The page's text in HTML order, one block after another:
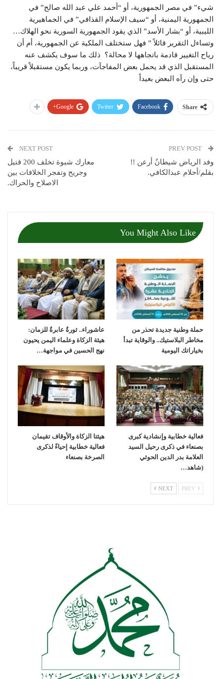
شيء” في مصر الجمهورية، أو “أحمد علي عبد الله صالح” في
الجمهورية اليمنية، أو “سيف الإسلام القذافي” في الجماهيرية
الليبية، أو “بشار الأسد” الذي يقود الجمهورية السورية نحو الهلاك…
وتساءل التقرير قائلاً ” فهل ستختلف الملكية عن الجمهورية، أم أن
رياح التغيير قادمة باتجاهها لا محالة؟ ذلك ما سوف يكشف عنه
المستقبل الذي قد يحمل بعض المفاجآت، وربما يكون مستقبلاً قريباً،
حتى وإن رآه البعض بعيداً
Share
Facebook
Twitter
Google+
وفد الرياض شيطانٌ أرعن !!
بقلم/أحلام عبدالكافي.
NEXT POST
معارك شبوة تخلف 200 قتيل
وجريح وتفجر الخلافات بين
الاصلاح والحراك.
You Might Also Like
حملة وطنية جديدة تحذر من
مخاطر البلاستيك.. والوقاية تبدأ
بخياراتك اليومية
عاشوراء.. ثورةٌ عابرةٌ للزمان:
هيئة الزكاة وعلماء اليمن يحيون
نهج الحسين في مواجهة…
فعالية خطابية وإنشادية كبرى
بصنعاء في ذكرى رحيل السيد
العلامة بدر الدين الحوثي
(شاهد…
هيئتا الزكاة والأوقاف تقيمان
فعالية خطابية إحياءً لذكرى
الصرخة بصنعاء
NEXT